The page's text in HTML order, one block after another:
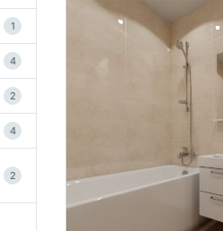
1
4
2
4
2